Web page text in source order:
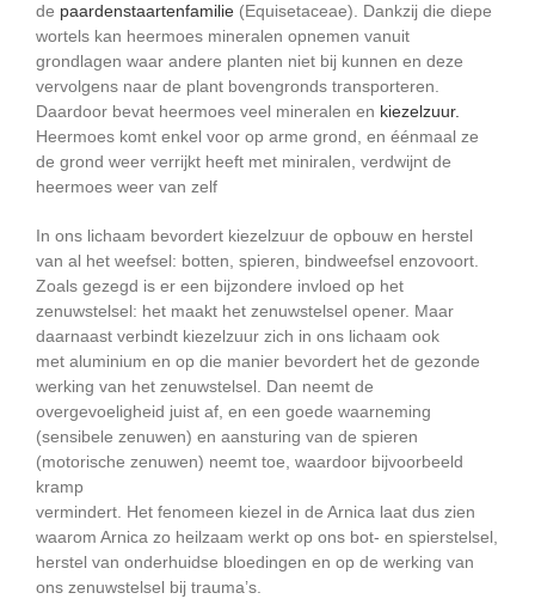
de paardenstaartenfamilie (Equisetaceae). Dankzij die diepe
wortels kan heermoes mineralen opnemen vanuit
grondlagen waar andere planten niet bij kunnen en deze
vervolgens naar de plant bovengronds transporteren.
Daardoor bevat heermoes veel mineralen en kiezelzuur.
Heermoes komt enkel voor op arme grond, en éénmaal ze
de grond weer verrijkt heeft met miniralen, verdwijnt de
heermoes weer van zelf
In ons lichaam bevordert kiezelzuur de opbouw en herstel
van al het weefsel: botten, spieren, bindweefsel enzovoort.
Zoals gezegd is er een bijzondere invloed op het
zenuwstelsel: het maakt het zenuwstelsel opener. Maar
daarnaast verbindt kiezelzuur zich in ons lichaam ook
met aluminium en op die manier bevordert het de gezonde
werking van het zenuwstelsel. Dan neemt de
overgevoeligheid juist af, en een goede waarneming
(sensibele zenuwen) en aansturing van de spieren
(motorische zenuwen) neemt toe, waardoor bijvoorbeeld
kramp
vermindert. Het fenomeen kiezel in de Arnica laat dus zien
waarom Arnica zo heilzaam werkt op ons bot- en spierstelsel,
herstel van onderhuidse bloedingen en op de werking van
ons zenuwstelsel bij trauma’s.